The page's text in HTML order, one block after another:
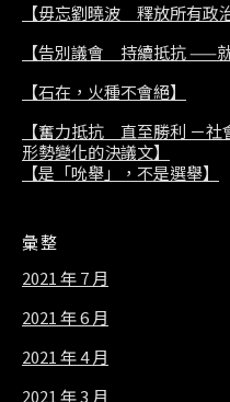
【毋忘劉曉波 釋放所有政
【告別議會 持續抵抗 ——
【石在，火種不會絕】
【奮力抵抗 直至勝利 －社
形勢變化的決議文】
【是「吮舉」，不是選舉】
彙整
2021 年 7 月
2021 年 6 月
2021 年 4 月
2021 年 3 月